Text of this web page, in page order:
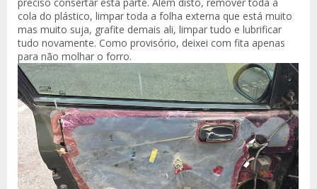
cola do plástico, limpar toda a folha externa que está muito
mas muito suja, grafite demais ali, limpar tudo e lubrificar
tudo novamente. Como provisório, deixei com fita apenas
para não molhar o forro.